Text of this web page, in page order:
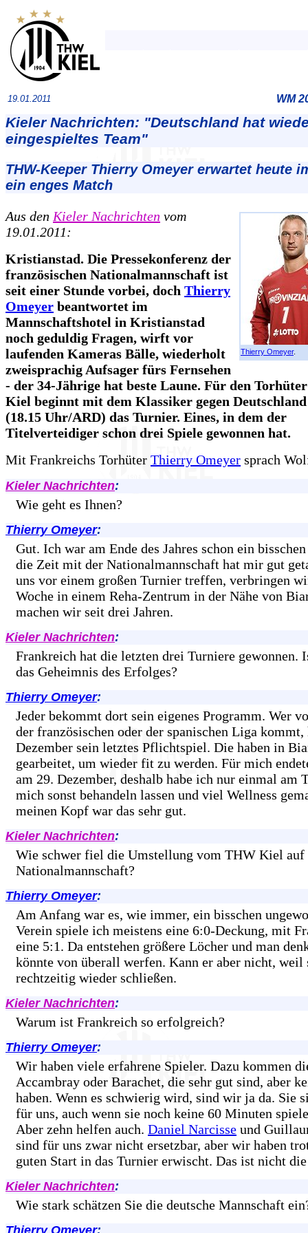
19.01.2011 WM
Kieler Nachrichten: "Deutschland hat
eingespieltes Team"
THW-Keeper Thierry Omeyer erwartet heute
ein enges Match
Thierry Omeyer.
Aus den Kieler Nachrichten vom
19.01.2011:
Kristianstad. Die Pressekonferenz der
französischen Nationalmannschaft ist
seit einer Stunde vorbei, doch Thierry
Omeyer beantwortet im
Mannschaftshotel in Kristianstad
noch geduldig Fragen, wirft vor
laufenden Kameras Bälle, wiederholt
zweisprachig Aufsager fürs Fernsehen
- der 34-Jährige hat beste Laune. Für den
Kiel beginnt mit dem Klassiker gegen
(18.15 Uhr/ARD) das Turnier. Eines, in dem der
Titelverteidiger schon drei Spiele gewonnen hat.
Mit Frankreichs Torhüter Thierry Omeyer sprach
Kieler Nachrichten:
Wie geht es Ihnen?
Thierry Omeyer:
Gut. Ich war am Ende des Jahres schon ein
die Zeit mit der Nationalmannschaft hat mir gut
uns vor einem großen Turnier treffen, verbringen
Woche in einem Reha-Zentrum in der Nähe von
machen wir seit drei Jahren.
Kieler Nachrichten:
Frankreich hat die letzten drei Turniere gewonnen.
das Geheimnis des Erfolges?
Thierry Omeyer:
Jeder bekommt dort sein eigenes Programm. Wer
der französischen oder der spanischen Liga kommt,
Dezember sein letztes Pflichtspiel. Die haben in
gearbeitet, um wieder fit zu werden. Für mich
am 29. Dezember, deshalb habe ich nur einmal am
mich sonst behandeln lassen und viel Wellness
meinen Kopf war das sehr gut.
Kieler Nachrichten:
Wie schwer fiel die Umstellung vom THW Kiel auf
Nationalmannschaft?
Thierry Omeyer:
Am Anfang war es, wie immer, ein bisschen
Verein spiele ich meistens eine 6:0-Deckung, mit
eine 5:1. Da entstehen größere Löcher und man
könnte von überall werfen. Kann er aber nicht, weil
rechtzeitig wieder schließen.
Kieler Nachrichten:
Warum ist Frankreich so erfolgreich?
Thierry Omeyer:
Wir haben viele erfahrene Spieler. Dazu kommen
Accambray oder Barachet, die sehr gut sind, aber
haben. Wenn es schwierig wird, sind wir ja da. Sie
für uns, auch wenn sie noch keine 60 Minuten
Aber zehn helfen auch. Daniel Narcisse und
sind für uns zwar nicht ersetzbar, aber wir haben
guten Start in das Turnier erwischt. Das ist nicht
Kieler Nachrichten:
Wie stark schätzen Sie die deutsche Mannschaft
Thierry Omeyer: